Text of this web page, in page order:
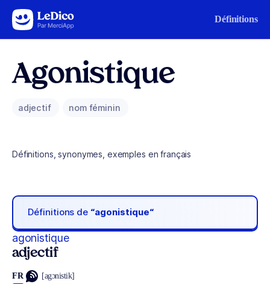
Aller au contenu Définitions
Agonistique
adjectif nom féminin
Définitions, synonymes, exemples en français
Définitions de “agonistique“
agonistique
adjectif
FR [agɔnistik]